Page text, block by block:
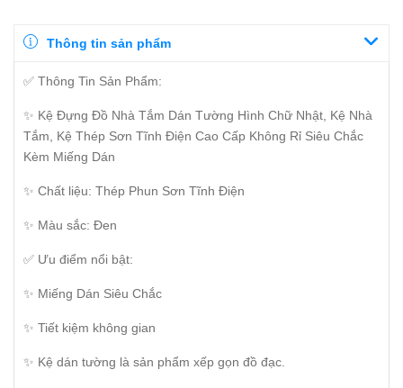
Thông tin sản phẩm
✅ Thông Tin Sản Phẩm:
✨ Kệ Đựng Đồ Nhà Tắm Dán Tường Hình Chữ Nhật, Kệ Nhà
Tắm, Kệ Thép Sơn Tĩnh Điện Cao Cấp Không Rỉ Siêu Chắc
Kèm Miếng Dán
✨ Chất liệu: Thép Phun Sơn Tĩnh Điện
✨ Màu sắc: Đen
✅ Ưu điểm nổi bật:
✨ Miếng Dán Siêu Chắc
✨ Tiết kiệm không gian
✨ Kệ dán tường là sản phẩm xếp gọn đồ đạc.